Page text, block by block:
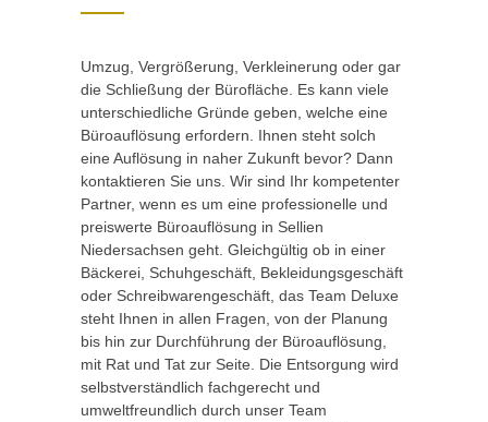
Umzug, Vergrößerung, Verkleinerung oder gar
die Schließung der Bürofläche. Es kann viele
unterschiedliche Gründe geben, welche eine
Büroauflösung erfordern. Ihnen steht solch
eine Auflösung in naher Zukunft bevor? Dann
kontaktieren Sie uns. Wir sind Ihr kompetenter
Partner, wenn es um eine professionelle und
preiswerte Büroauflösung in Sellien
Niedersachsen geht. Gleichgültig ob in einer
Bäckerei, Schuhgeschäft, Bekleidungsgeschäft
oder Schreibwarengeschäft, das Team Deluxe
steht Ihnen in allen Fragen, von der Planung
bis hin zur Durchführung der Büroauflösung,
mit Rat und Tat zur Seite. Die Entsorgung wird
selbstverständlich fachgerecht und
umweltfreundlich durch unser Team